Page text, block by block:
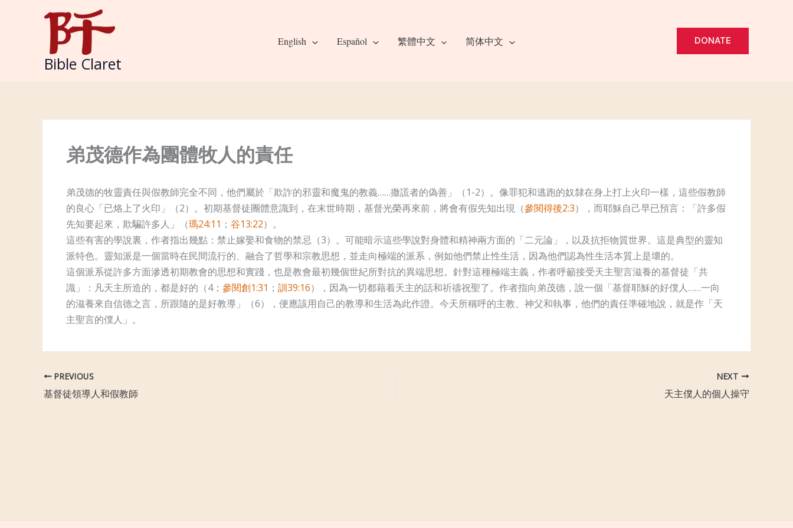
Bible Claret
English Español 繁體中文 简体中文 DONATE
弟茂德作為團體牧人的責任
弟茂德的牧靈責任與假教師完全不同，他們屬於「欺詐的邪靈和魔鬼的教義……撒謊者的偽善」（1-2）。像罪犯和逃跑的奴隸在身上打上火印一樣，這些假教師
的良心「已烙上了火印」（2）。初期基督徒團體意識到，在末世時期，基督光榮再來前，將會有假先知出現（參閱得後2:3），而耶穌自己早已預言：「許多假
先知要起來，欺騙許多人」（瑪24:11 ； 谷13:22）。
這些有害的學說裏，作者指出幾點：禁止嫁娶和食物的禁忌（3）。可能暗示這些學說對身體和精神兩方面的「二元論」，以及抗拒物質世界。這是典型的靈知
派特色。靈知派是一個當時在民間流行的、融合了哲學和宗教思想，並走向極端的派系，例如他們禁止性生活，因為他們認為性生活本質上是壞的。
這個派系從許多方面滲透初期教會的思想和實踐，也是教會最初幾個世紀所對抗的異端思想。針對這種極端主義，作者呼籲接受天主聖言滋養的基督徒「共
識」：凡天主所造的，都是好的（4； 參閱創1:31 ； 訓39:16），因為一切都藉着天主的話和祈禱祝聖了。作者指向弟茂德，說一個「基督耶穌的好僕人……一向
的滋養來自信德之言，所跟隨的是好教導」（6），便應該用自己的教導和生活為此作證。今天所稱呼的主教、神父和執事，他們的責任準確地說，就是作「天
主聖言的僕人」。
PREVIOUS
基督徒領導人和假教師
NEXT
天主僕人的個人操守